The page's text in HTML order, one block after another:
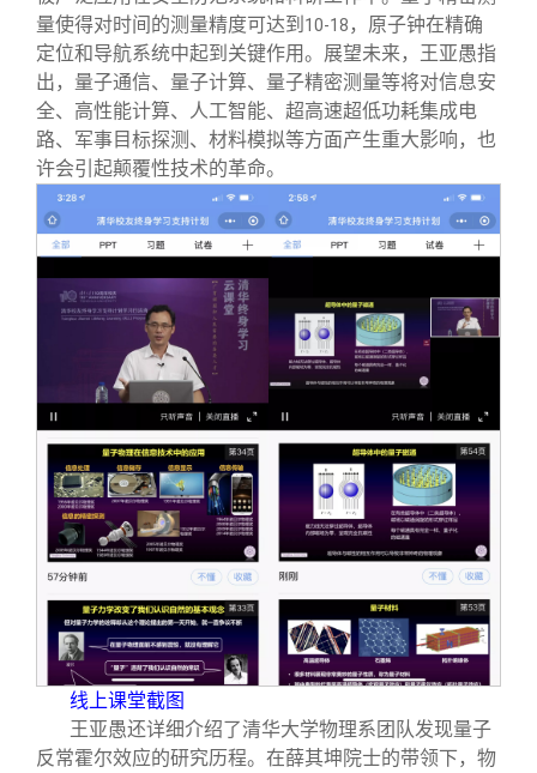
量使得对时间的测量精度可达到 10-18 ，原子钟在精确
定位和导航系统中起到关键作用。展望未来，王亚愚指
出，量子通信、量子计算、量子精密测量等将对信息安
全、高性能计算、人工智能、超高速超低功耗集成电
路、军事目标探测、材料模拟等方面产生重大影响，也
许会引起颠覆性技术的革命。
线上课堂截图
王亚愚还详细介绍了清华大学物理系团队发现量子
反常霍尔效应的研究历程。在薛其坤院士的带领下，物